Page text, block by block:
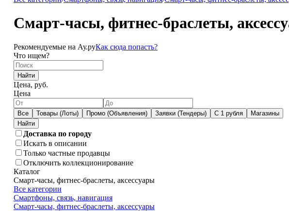
Смарт-часы, фитнес-браслеты,
Рекомендуемые на Ау.руКак сюда попасть?
Что ищем?
Найти
Цена, руб.
Цена
Все Товары (Лоты) Промо (Объявления) Заявки (Тендеры) С 1 рубля Магазины
Доставка по городу
Искать в описании
Только частные продавцы
Отключить коллекционирование
Каталог
Смарт-часы, фитнес-браслеты, аксессуары
Все категории
Смартфоны, связь, навигация
Смарт-часы, фитнес-браслеты, аксессуары